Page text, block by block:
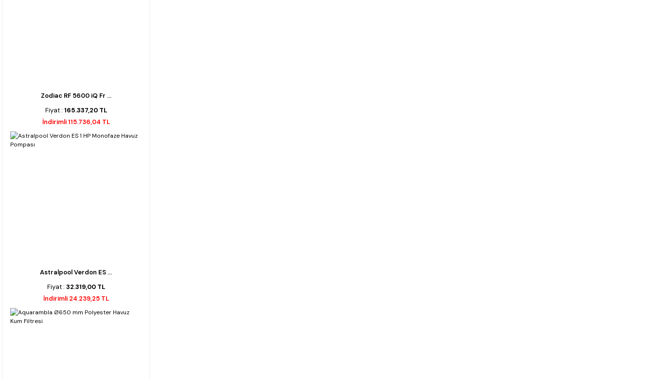
Zodiac RF 5600 iQ Fr ...
Fiyat : 165.337,20 TL
İndirimli 115.736,04 TL
Astralpool Verdon ES ...
Fiyat : 32.319,00 TL
İndirimli 24.239,25 TL